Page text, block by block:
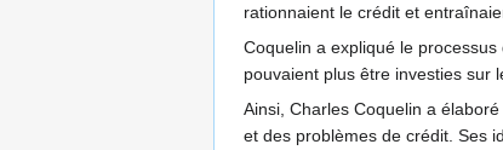
rationnaient le crédit et
Coquelin a expliqué le
pouvaient plus être investies sur
Ainsi, Charles Coquelin a
et des problèmes de crédit. Ses